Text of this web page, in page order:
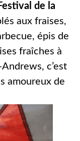
de la
aux fraises,
épis de
fraîches à
c’est
amoureux de